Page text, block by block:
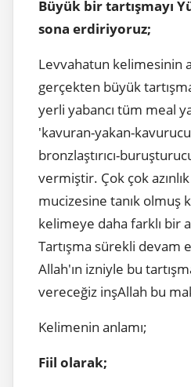
Büyük bir tartışmayı
sona erdiriyoruz;
Levvahatun kelimesinin
gerçekten büyük
yerli yabancı tüm meal
'kavuran-yakan-
bronzlaştırıcı-
vermiştir. Çok çok
mucizesine tanık olmuş
kelimeye daha farklı bir
Tartışma sürekli devam
Allah'ın izniyle bu
vereceğiz inşAllah bu
Kelimenin anlamı;
Fiil olarak;